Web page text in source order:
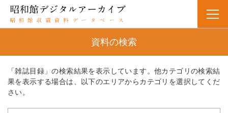
資料の検索
「雑誌目録」の検索結果を表示しています。他カテゴリの検索結
果を表示する場合は、以下のエリアからカテゴリを選択してくだ
さい。